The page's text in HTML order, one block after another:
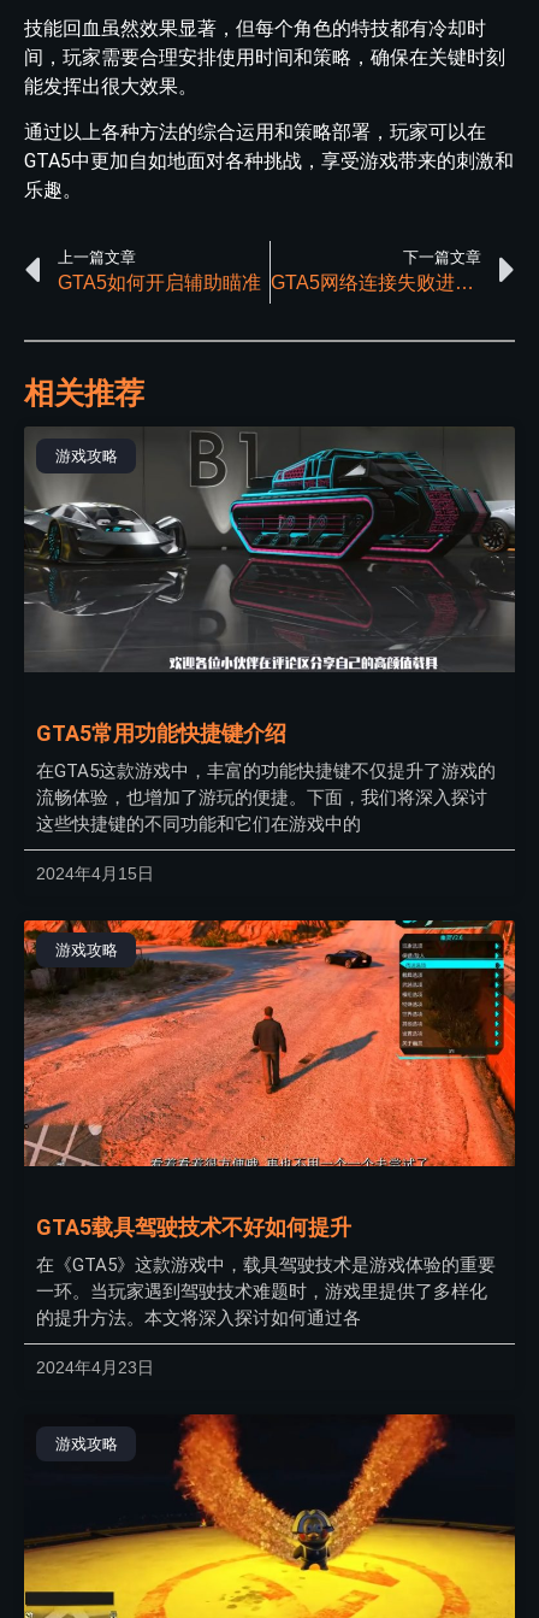
技能回血虽然效果显著，但每个角色的特技都有冷却时
间，玩家需要合理安排使用时间和策略，确保在关键时刻
能发挥出很大效果。
通过以上各种方法的综合运用和策略部署，玩家可以在
GTA5中更加自如地面对各种挑战，享受游戏带来的刺激和
乐趣。
上一篇文章
GTA5如何开启辅助瞄准
下一篇文章
GTA5网络连接失败进入离线模式怎么解决
相关推荐
游戏攻略
GTA5常用功能快捷键介绍
在GTA5这款游戏中，丰富的功能快捷键不仅提升了游戏的
流畅体验，也增加了游玩的便捷。下面，我们将深入探讨
这些快捷键的不同功能和它们在游戏中的
2024年4月15日
游戏攻略
GTA5载具驾驶技术不好如何提升
在《GTA5》这款游戏中，载具驾驶技术是游戏体验的重要
一环。当玩家遇到驾驶技术难题时，游戏里提供了多样化
的提升方法。本文将深入探讨如何通过各
2024年4月23日
游戏攻略